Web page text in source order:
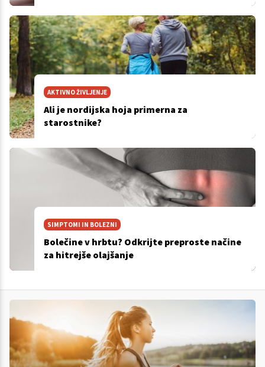
AKTIVNO ŽIVLJENJE
Ali je nordijska hoja primerna za
starostnike?
SIMPTOMI IN BOLEZNI
Bolečine v hrbtu? Odkrijte preproste načine
za hitrejše olajšanje